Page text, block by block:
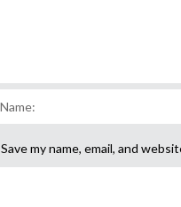
Save my name, email, and